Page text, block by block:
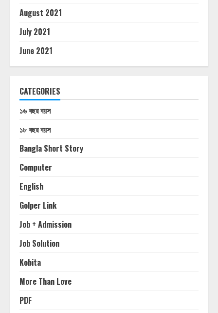
August 2021
July 2021
June 2021
CATEGORIES
১৬ বছর বয়স
১৮ বছর বয়স
Bangla Short Story
Computer
English
Golper Link
Job + Admission
Job Solution
Kobita
More Than Love
PDF